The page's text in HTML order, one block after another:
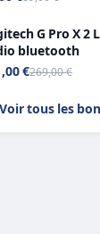
G Pro X 2
bluetooth
€269,00 €
Voir tous les